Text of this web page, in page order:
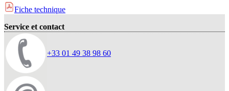
Fiche technique
Service et contact
+33 01 49 38 98 60